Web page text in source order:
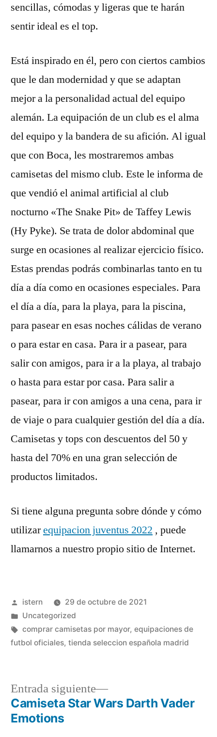
sencillas, cómodas y ligeras que te harán
sentir ideal es el top.
Está inspirado en él, pero con ciertos cambios
que le dan modernidad y que se adaptan
mejor a la personalidad actual del equipo
alemán. La equipación de un club es el alma
del equipo y la bandera de su afición. Al igual
que con Boca, les mostraremos ambas
camisetas del mismo club. Este le informa de
que vendió el animal artificial al club
nocturno «The Snake Pit» de Taffey Lewis
(Hy Pyke). Se trata de dolor abdominal que
surge en ocasiones al realizar ejercicio físico.
Estas prendas podrás combinarlas tanto en tu
día a día como en ocasiones especiales. Para
el día a día, para la playa, para la piscina,
para pasear en esas noches cálidas de verano
o para estar en casa. Para ir a pasear, para
salir con amigos, para ir a la playa, al trabajo
o hasta para estar por casa. Para salir a
pasear, para ir con amigos a una cena, para ir
de viaje o para cualquier gestión del día a día.
Camisetas y tops con descuentos del 50 y
hasta del 70% en una gran selección de
productos limitados.
Si tiene alguna pregunta sobre dónde y cómo
utilizarequipacion juventus 2022 , puede
llamarnos a nuestro propio sitio de Internet.
Publicado
por
istern
29 de octubre de 2021
Publicado
en
Uncategorized
Etiquetas:
comprar camisetas por mayor, equipaciones de
futbol oficiales, tienda seleccion española madrid
Navegación
Entrada siguiente
Entrada
siguiente:
Camiseta Star Wars Darth Vader
Emotions